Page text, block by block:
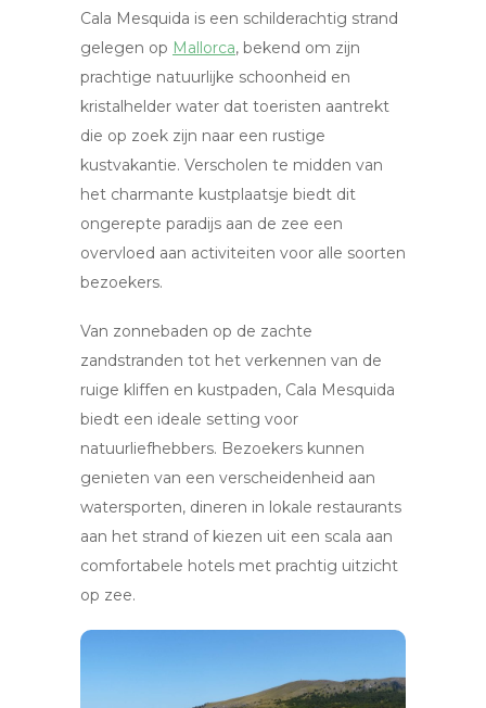
Cala Mesquida is een schilderachtig strand
gelegen op Mallorca, bekend om zijn
prachtige natuurlijke schoonheid en
kristalhelder water dat toeristen aantrekt
die op zoek zijn naar een rustige
kustvakantie. Verscholen te midden van
het charmante kustplaatsje biedt dit
ongerepte paradijs aan de zee een
overvloed aan activiteiten voor alle soorten
bezoekers.
Van zonnebaden op de zachte
zandstranden tot het verkennen van de
ruige kliffen en kustpaden, Cala Mesquida
biedt een ideale setting voor
natuurliefhebbers. Bezoekers kunnen
genieten van een verscheidenheid aan
watersporten, dineren in lokale restaurants
aan het strand of kiezen uit een scala aan
comfortabele hotels met prachtig uitzicht
op zee.